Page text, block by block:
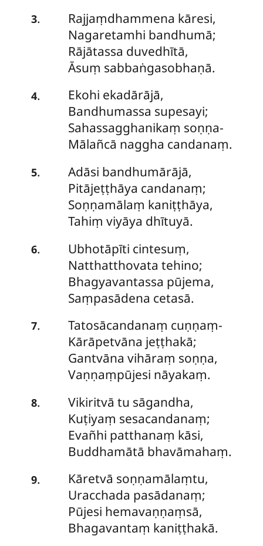
3.
Rajjaṃdhammena kāresi,
Nagaretamhi bandhumā;
Rājātassa duvedhītā,
Āsuṃ sabbaṅgasobhaṇā.
4. Ekohi ekadārājā,
Bandhumassa supesayi;
Sahassagghanikaṃ soṇṇa-
Mālañcā naggha candanaṃ.
5.
Adāsi bandhumārājā,
Pitājeṭṭhāya candanaṃ;
Soṇṇamālaṃ kaniṭṭhāya,
Tahiṃ viyāya dhītuyā.
6. Ubhotāpīti cintesuṃ,
Natthatthovata tehino;
Bhagyavantassa pūjema,
Saṃpasādena cetasā.
7.
Tatosācandanaṃ cuṇṇaṃ-
Kārāpetvāna jeṭṭhakā;
Gantvāna vihāraṃ soṇṇa,
Vaṇṇaṃpūjesi nāyakaṃ.
8.
Vikiritvā tu sāgandha,
Kuṭiyaṃ sesacandanaṃ;
Evañhi patthanaṃ kāsi,
Buddhamātā bhavāmahaṃ.
9. Kāretvā soṇṇamālaṃtu,
Uracchada pasādanaṃ;
Pūjesi hemavaṇṇaṃsā,
Bhagavantaṃ kaniṭṭhakā.